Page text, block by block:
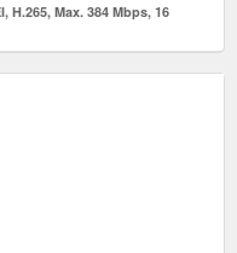
H.265, Max. 384 Mbps, 16